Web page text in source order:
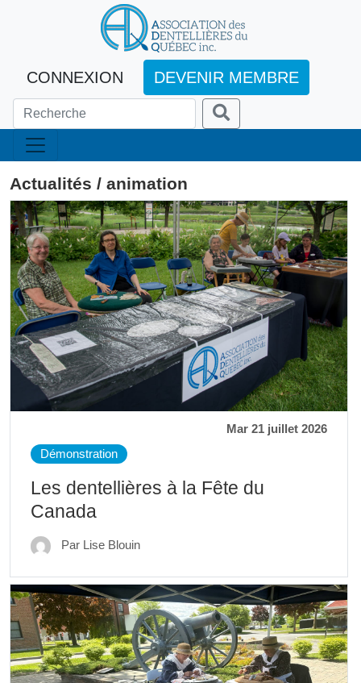
CONNEXION DEVENIR MEMBRE
Actualités / animation
Mar 21 juillet 2026
Démonstration
Les dentellières à la Fête du
Canada
Par Lise Blouin